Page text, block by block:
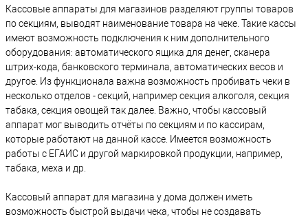
В корзину
К сравнению
В избранное
Под заказ
В корзину
К сравнению
В избранное
Под заказ
Кассовые аппараты для магазинов разделяют группы товаров
по секциям, выводят наименование товара на чеке. Такие кассы
имеют возможность подключения к ним дополнительного
оборудования: автоматического ящика для денег, сканера
штрих-кода, банковского терминала, автоматических весов и
другое. Из функционала важна возможность пробивать чеки в
несколько отделов - секций, например секция алкоголя, секция
табака, секция овощей так далее. Важно, чтобы кассовый
аппарат мог выводить отчёты по секциям и по кассирам,
которые работают на данной кассе. Имеется возможность
работы с ЕГАИС и другой маркировкой продукции, например,
табака, меха и др.
Кассовый аппарат для магазина у дома должен иметь
возможность быстрой выдачи чека, чтобы не создавать